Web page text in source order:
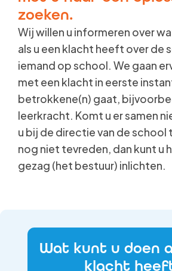
Wij willen u informeren over
als u een klacht heeft over de
iemand op school. We gaan
met een klacht in eerste
betrokkene(n) gaat,
leerkracht. Komt u er samen
u bij de directie van de school
nog niet tevreden, dan kunt u
gezag (het bestuur) inlichten.
zoeken.
Wat kunt u doen
klacht